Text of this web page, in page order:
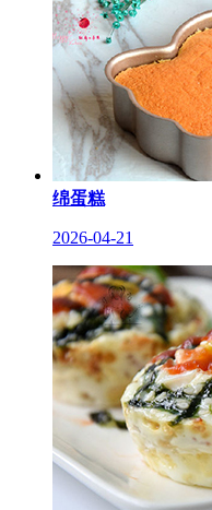
绵蛋糕
2026-04-21